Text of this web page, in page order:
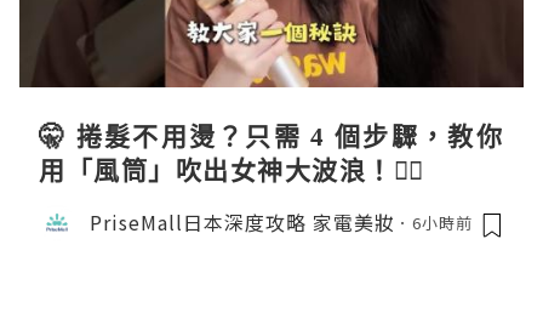
🤫 捲髮不用燙？只需 4 個步驟，教你
用「風筒」吹出女神大波浪！💇‍♀️
PriseMall日本深度攻略 家電美妝 6小時前